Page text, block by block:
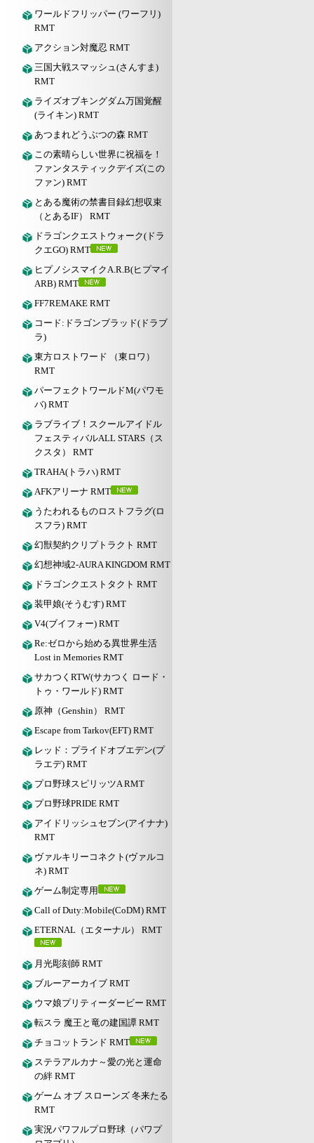
ワールドフリッパー (ワーフリ)
RMT
アクション対魔忍 RMT
三国大戦スマッシュ(さんすま)
RMT
ライズオブキングダム万国覚醒
(ライキン) RMT
あつまれどうぶつの森 RMT
この素晴らしい世界に祝福を！
ファンタスティックデイズ(この
ファン) RMT
とある魔術の禁書目録幻想収束
（とあるIF） RMT
ドラゴンクエストウォーク(ドラ
クエGO) RMT
ヒプノシスマイクA.R.B(ヒプマイ
ARB) RMT
FF7REMAKE RMT
コード:ドラゴンブラッド(ドラブ
ラ)
東方ロストワード （東ロワ）
RMT
パーフェクトワールドM(パワモ
バ) RMT
ラブライブ！スクールアイドル
フェスティバルALL STARS（ス
クスタ） RMT
TRAHA(トラハ) RMT
AFKアリーナ RMT
うたわれるものロストフラグ(ロ
スフラ) RMT
幻獣契約クリプトラクト RMT
幻想神域2-AURA KINGDOM RMT
ドラゴンクエストタクト RMT
装甲娘(そうむす) RMT
V4(ブイフォー) RMT
Re:ゼロから始める異世界生活
Lost in Memories RMT
サカつくRTW(サカつく ロード・
トゥ・ワールド) RMT
原神（Genshin） RMT
Escape from Tarkov(EFT) RMT
レッド：プライドオブエデン(プ
ラエデ) RMT
プロ野球スピリッツA RMT
プロ野球PRIDE RMT
アイドリッシュセブン(アイナナ)
RMT
ヴァルキリーコネクト(ヴァルコ
ネ) RMT
ゲーム制定専用
Call of Duty:Mobile(CoDM) RMT
ETERNAL（エターナル） RMT
月光彫刻師 RMT
ブルーアーカイブ RMT
ウマ娘プリティーダービー RMT
転スラ 魔王と竜の建国譚 RMT
チョコットランド RMT
ステラアルカナ～愛の光と運命
の絆 RMT
ゲーム オブ スローンズ 冬来たる
RMT
実況パワフルプロ野球（パワプ